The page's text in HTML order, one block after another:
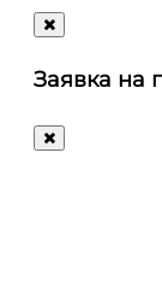
Ответим
Заявка на